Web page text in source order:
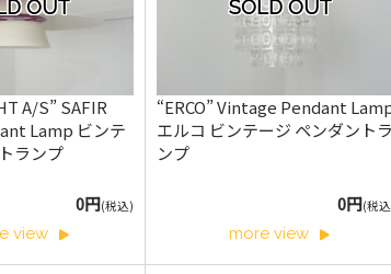
OUT
A/S” SAFIR
Lamp ビンテ
ランプ
0円(税込)
view
SOLD OUT
“ERCO” Vintage Pendant
エルコ ビンテージ ペンダントラ
ンプ
0円(税
more view